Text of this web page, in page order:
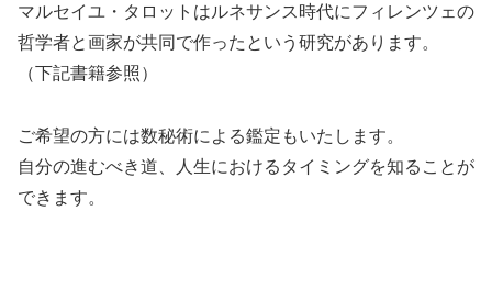
マルセイユ・タロットはルネサンス時代にフィレンツェの
哲学者と画家が共同で作ったという研究があります。
（下記書籍参照）
ご希望の方には数秘術による鑑定もいたします。
自分の進むべき道、人生におけるタイミングを知ることが
できます。